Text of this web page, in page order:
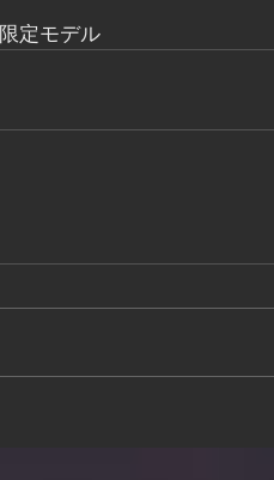
限定モデル